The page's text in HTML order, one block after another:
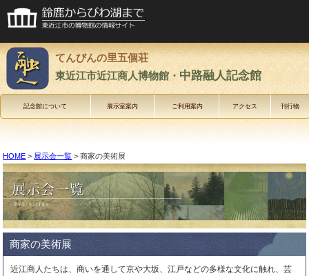
てんびんの里五個荘
東近江市近江商人博物館・ 中路融人記念館
記念館について 展示室案内 ご利用案内 アクセス 刊行物
HOME > 展示会一覧 > 商家の美術展
商家の美術展
近江商人たちは、商いを通して京や大坂、江戸などの多様な文化に触れ、芸